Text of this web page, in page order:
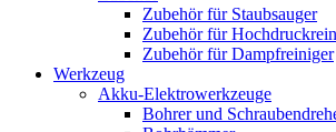
Zubehör für Staubsauger
Zubehör für
Zubehör für Dampfreiniger
Werkzeug
Akku-Elektrowerkzeuge
Bohrer und